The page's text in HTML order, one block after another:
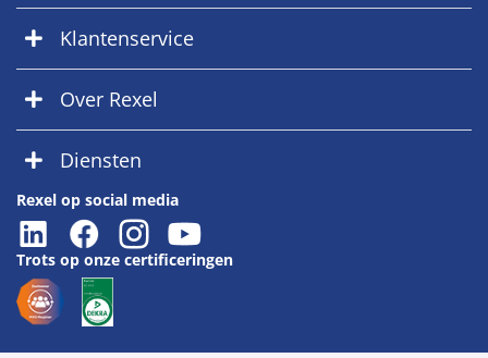
Klantenservice
Over Rexel
Diensten
Rexel op social media
Trots op onze certificeringen